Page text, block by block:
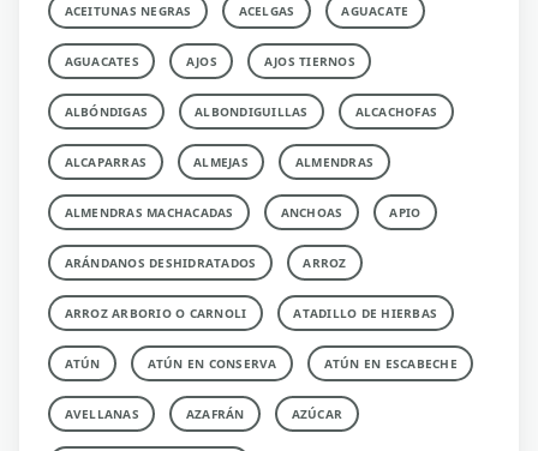
ACEITUNAS NEGRAS ACELGAS AGUACATE
AGUACATES AJOS AJOS TIERNOS
ALBÓNDIGAS ALBONDIGUILLAS ALCACHOFAS
ALCAPARRAS ALMEJAS ALMENDRAS
ALMENDRAS MACHACADAS ANCHOAS APIO
ARÁNDANOS DESHIDRATADOS ARROZ
ARROZ ARBORIO O CARNOLI ATADILLO DE HIERBAS
ATÚN ATÚN EN CONSERVA ATÚN EN ESCABECHE
AVELLANAS AZAFRÁN AZÚCAR